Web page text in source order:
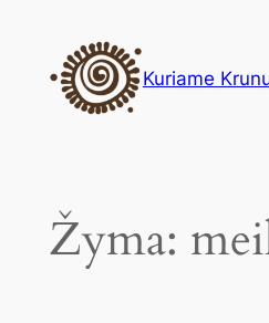
turinio
Kuriame
Žyma: